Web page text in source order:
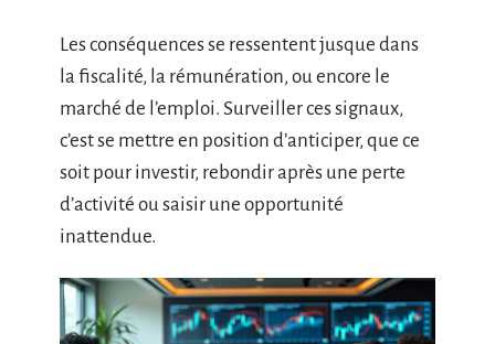
Les conséquences se ressentent jusque dans
la fiscalité, la rémunération, ou encore le
marché de l’emploi. Surveiller ces signaux,
c’est se mettre en position d’anticiper, que ce
soit pour investir, rebondir après une perte
d’activité ou saisir une opportunité
inattendue.